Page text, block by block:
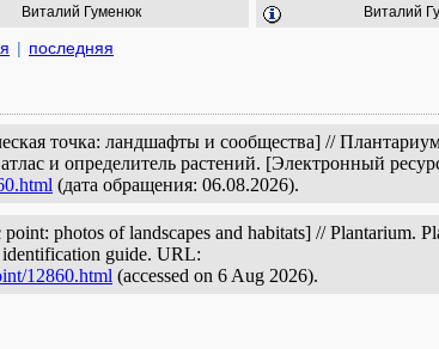
Виталий Гуменюк Виталий
| последняя
точка: ландшафты и сообщества] //
и определитель растений. [Электронный
(дата обращения: 06.08.2026).
photos of landscapes and habitats] // Plantarium.
identification guide. URL:
12860.html (accessed on 6 Aug 2026).